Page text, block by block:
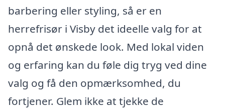
barbering eller styling, så er en
herrefrisør i Visby det ideelle valg for at
opnå det ønskede look. Med lokal viden
og erfaring kan du føle dig tryg ved dine
valg og få den opmærksomhed, du
fortjener. Glem ikke at tjekke de